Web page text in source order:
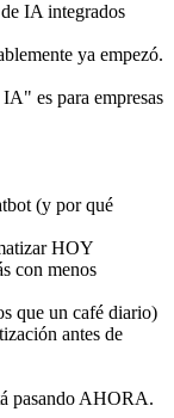
IA integrados
ya empezó.
es para empresas
(y por qué
HOY
con menos
que un café diario)
antes de
pasando AHORA.